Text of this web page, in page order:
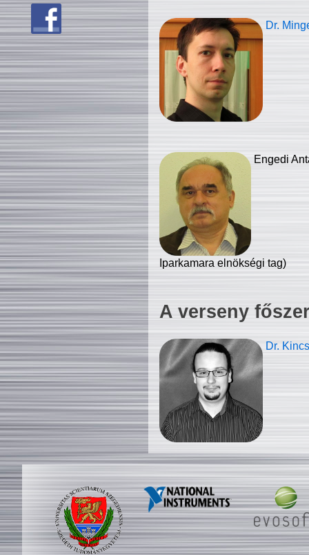
Dr.
Engedi
Iparkamara elnökségi tag)
A verseny
Dr.